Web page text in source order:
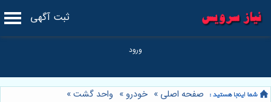
ثبت آگهی
صفحه اصلی » خودرو » واحد گشت»